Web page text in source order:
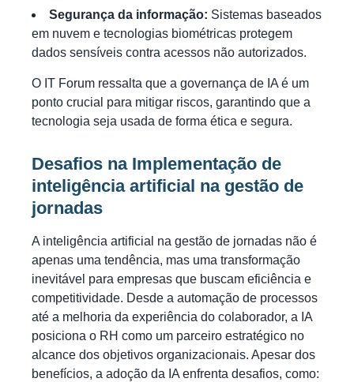
Segurança da informação: Sistemas baseados
em nuvem e tecnologias biométricas protegem
dados sensíveis contra acessos não autorizados.
O IT Forum ressalta que a governança de IA é um
ponto crucial para mitigar riscos, garantindo que a
tecnologia seja usada de forma ética e segura.
Desafios na Implementação de
inteligência artificial na gestão de
jornadas
A inteligência artificial na gestão de jornadas não é
apenas uma tendência, mas uma transformação
inevitável para empresas que buscam eficiência e
competitividade. Desde a automação de processos
até a melhoria da experiência do colaborador, a IA
posiciona o RH como um parceiro estratégico no
alcance dos objetivos organizacionais. Apesar dos
benefícios, a adoção da IA enfrenta desafios, como: